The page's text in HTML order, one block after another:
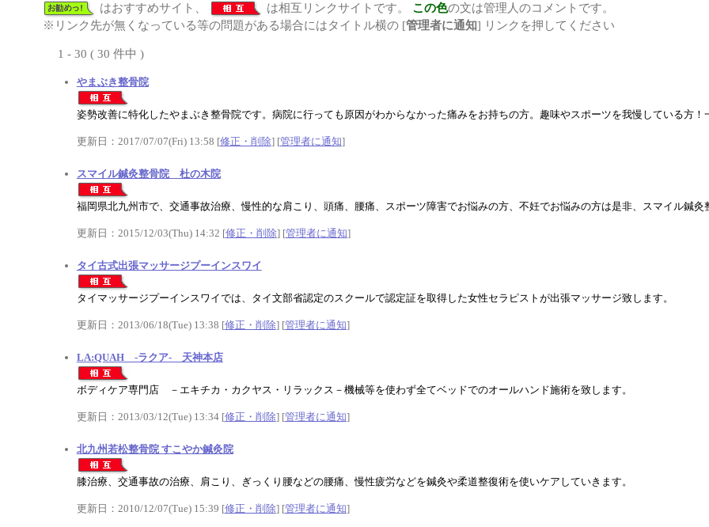
はおすすめサイト、 は相互リンクサイトです。 この色の文は管理人のコメントです。
※リンク先が無くなっている等の問題がある場合にはタイトル横の [管理者に通知] リンクを押してください
1 - 30 ( 30 件中 )
やまぶき整骨院
姿勢改善に特化したやまぶき整骨院です。病院に行っても原因がわからなかった痛みをお持ちの方。趣味やスポーツを我慢している方！
更新日：2017/07/07(Fri) 13:58 [修正・削除] [管理者に通知]
スマイル鍼灸整骨院 杜の木院
福岡県北九州市で、交通事故治療、慢性的な肩こり、頭痛、腰痛、スポーツ障害でお悩みの方、不妊でお悩みの方は是非、スマイル鍼灸
更新日：2015/12/03(Thu) 14:32 [修正・削除] [管理者に通知]
タイ古式出張マッサージプーインスワイ
タイマッサージプーインスワイでは、タイ文部省認定のスクールで認定証を取得した女性セラピストが出張マッサージ致します。
更新日：2013/06/18(Tue) 13:38 [修正・削除] [管理者に通知]
LA:QUAH ‐ラクア‐ 天神本店
ボディケア専門店 －エキチカ・カクヤス・リラックス－機械等を使わず全てベッドでのオールハンド施術を致します。
更新日：2013/03/12(Tue) 13:34 [修正・削除] [管理者に通知]
北九州若松整骨院 すこやか鍼灸院
膝治療、交通事故の治療、肩こり、ぎっくり腰などの腰痛、慢性疲労などを鍼灸や柔道整復術を使いケアしていきます。
更新日：2010/12/07(Tue) 15:39 [修正・削除] [管理者に通知]